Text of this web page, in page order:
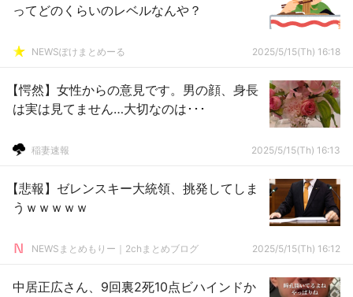
ってどのくらいのレベルなんや？
NEWSぽけまとめーる 2025/5/15(Th) 16:18
【愕然】女性からの意見です。男の顔、身長
は実は見てません…大切なのは･･･
稲妻速報 2025/5/15(Th) 16:13
【悲報】ゼレンスキー大統領、挑発してしま
うｗｗｗｗｗ
NEWSまとめもりー｜2chまとめブログ 2025/5/15(Th) 16:12
中居正広さん、9回裏2死10点ビハインドか